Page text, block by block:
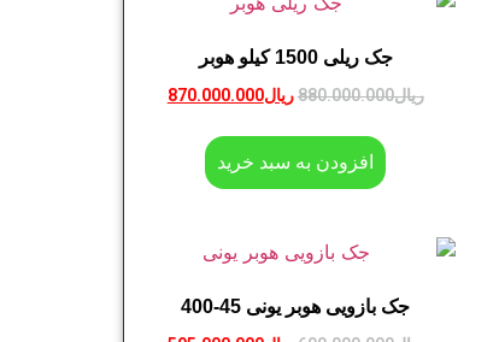
جک ریلی 1500 کیلو هوبر
ریال880.000.000 ریال870.000.000
افزودن به سبد خرید
جک بازویی هوبر یونی 45-400